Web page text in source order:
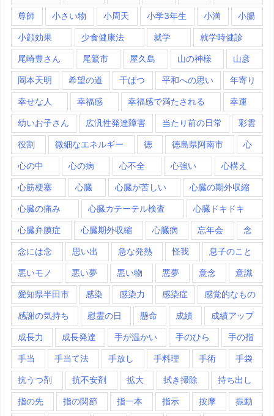
尊師 小さい物 小周天 小学3年生 小満 小腸
小顔効果 少食健康法 就学 就学時健診
尾崎豊さん 尾鷲市 屋久島 山の神様 山彦
岡本天明 希望の道 干ばつ 平和への思い 年寄り
幸せな人 幸福感 幸福感で満たされる 幸運
幼いお子さん 広汎性発達障害 当たり前の日常 彩雲
役割 微細なエネルギー 徳 徳島県阿南市 心
心の中 心の病 心不全 心強い 心構え
心筋梗塞 心臓 心臓が苦しい 心臓の期外収縮
心臓の痛み 心臓カテーテル検査 心臓ドキドキ
心臓弁膜症 心臓期外収縮 心臓病 忘年会 念
念には念 思い出 急な発熱 怪我 息子のこと
悪いモノ 悪い夢 悪い物 悪夢 意念 意識
愛知県半田市 感染 感染力 感染症 感覚的なもの
感謝の気持ち 慰霊の日 懸命 成績 成績アップ
成長力 成長発達 手が温かい 手のひら 手の指
手当 手当て法 手放し 手料理 手術 手袋
抗うつ剤 抗不安剤 拡大 拭き掃除 持ち出し
指の先 指の関節 指一本 指示 按摩 振動